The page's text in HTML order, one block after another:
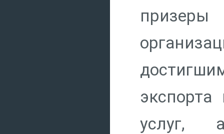
экспорта
услуг,